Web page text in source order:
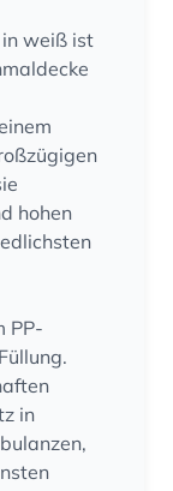
in weiß ist
hohen
PP-
in